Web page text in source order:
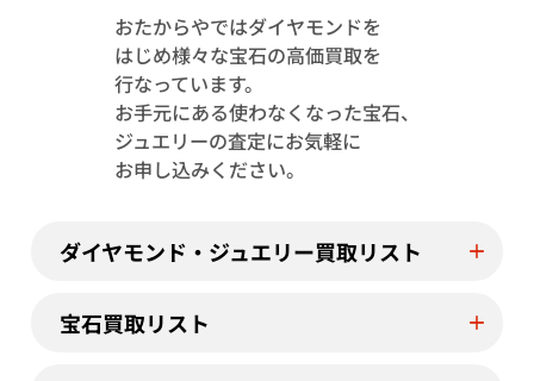
Pt･Pm900 トルマリン・ダイヤモンド
1.13・D0.08ct
参考買取価格
2026年7月11日時点
参考買取価格
おたからやではダイヤモンドを
はじめ様々な宝石の高価買取を
行なっています。
お手元にある使わなくなった宝石、
ジュエリーの査定にお気軽に
お申し込みください。
ダイヤモンド・ジュエリー買取リスト
宝石買取リスト